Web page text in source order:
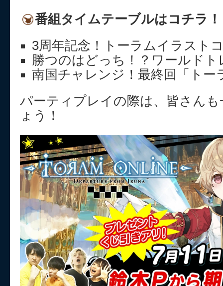
番組タイムテーブルはコチラ！
3周年記念！トーラムイラスト
勝つのはどっち！？ワールド
南国チャレンジ！最終回「トー
パーティプレイの際は、皆さん
ょう！